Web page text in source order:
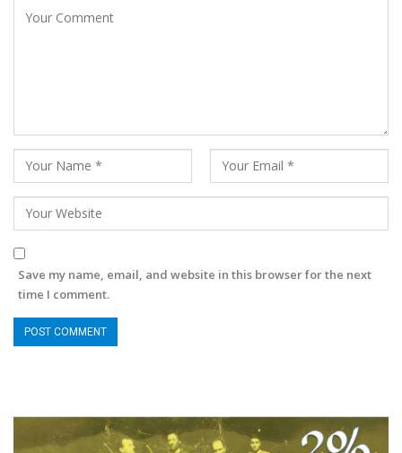
Save my name, email, and website in this browser for the next
time I comment.